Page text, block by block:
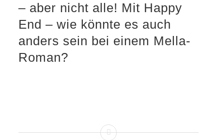
– aber nicht alle! Mit Happy
End – wie könnte es auch
anders sein bei einem Mella-
Roman?